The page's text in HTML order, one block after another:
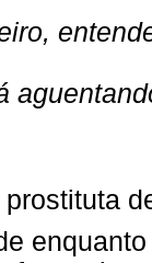
prostituta